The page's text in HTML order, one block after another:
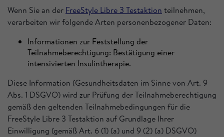
Wenn Sie an der FreeStyle Libre 3 Testaktion teilnehmen,
verarbeiten wir folgende Arten personenbezogener Daten:
Informationen zur Feststellung der
Teilnahmeberechtigung: Bestätigung einer
intensivierten Insulintherapie.
Diese Information (Gesundheitsdaten im Sinne von Art. 9
Abs. 1 DSGVO) wird zur Prüfung der Teilnahmeberechtigung
gemäß den geltenden Teilnahmebedingungen für die
FreeStyle Libre 3 Testaktion auf Grundlage Ihrer
Einwilligung (gemäß Art. 6 (1) (a) und 9 (2) (a) DSGVO)